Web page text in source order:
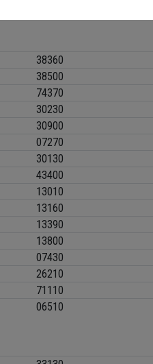
38360
38500
74370
30230
30900
07270
30130
43400
13010
13160
13390
13800
07430
26210
71110
06510